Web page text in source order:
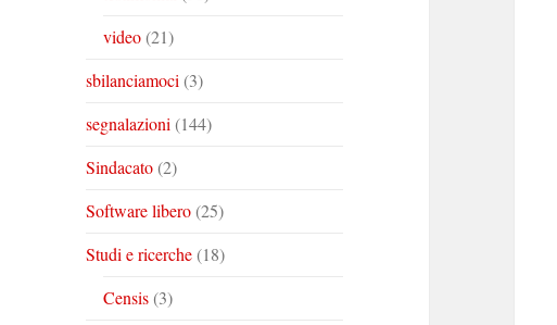
video(21)
sbilanciamoci (3)
segnalazioni (144)
Sindacato(2)
Software libero(25)
Studi e ricerche(18)
Censis(3)